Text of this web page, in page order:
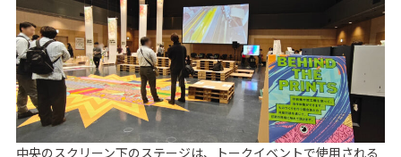
中央のスクリーン下のステージは、トークイベントで使用される